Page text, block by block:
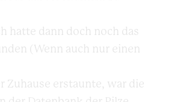
hatte dann doch noch das
(Wenn auch nur einen
Zuhause erstaunte, war die